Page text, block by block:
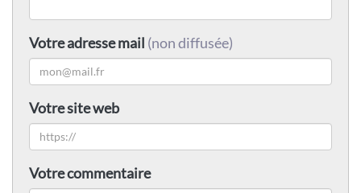
Votre adresse mail (non diffusée)
Votre site web
Votre commentaire